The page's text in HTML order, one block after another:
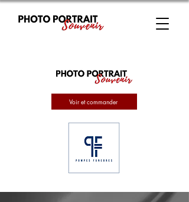
Voir et commander